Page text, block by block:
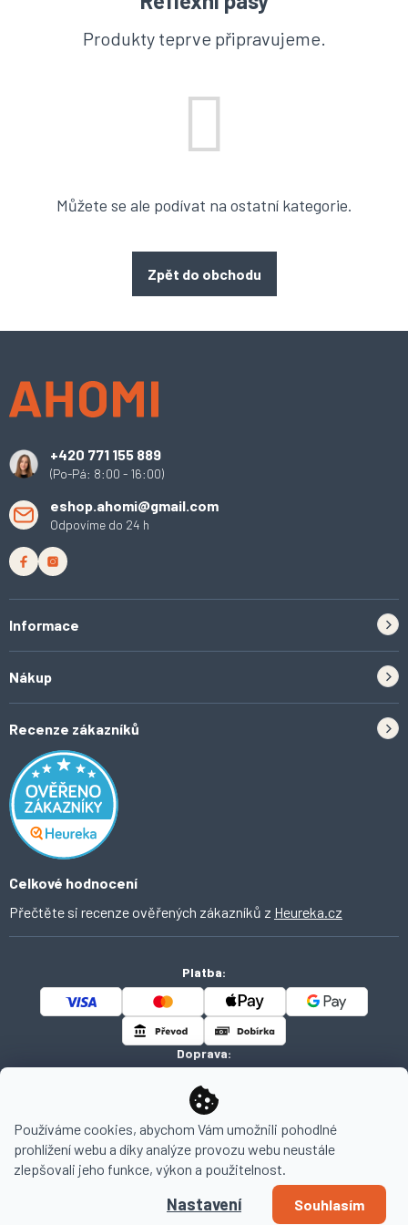
Používáme cookies, abychom Vám umožnili pohodlné
prohlížení webu a díky analýze provozu webu neustále
zlepšovali jeho funkce, výkon a použitelnost.
Nastavení Souhlasím
Produkty teprve připravujeme.
Můžete se ale podívat na ostatní kategorie.
Zpět do obchodu
+420 771 155 889
(Po-Pá: 8:00 - 16:00)
eshop.ahomi@gmail.com
Odpovíme do 24 h
Informace
Tipy do kuchyně
Inspirace a trendy
Domácí vychytávky
O Ahomi
Nákup
Odstoupení od smlouvy
Obchodní podmínky
Ochrana osobních údajů
Recenze zákazníků
Celkové hodnocení
Přečtěte si recenze ověřených zákazníků z Heureka.cz
Platba:
Doprava:
Vytvořil Shoptet
Copyright 2026AHOMI. Všechna práva vyhrazena.